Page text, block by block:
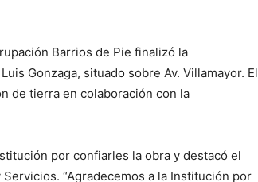
Barrios de Pie finalizó la
Gonzaga, situado sobre Av. Villamayor. El
de tierra en colaboración con la
por confiarles la obra y destacó el
“Agradecemos a la Institución por